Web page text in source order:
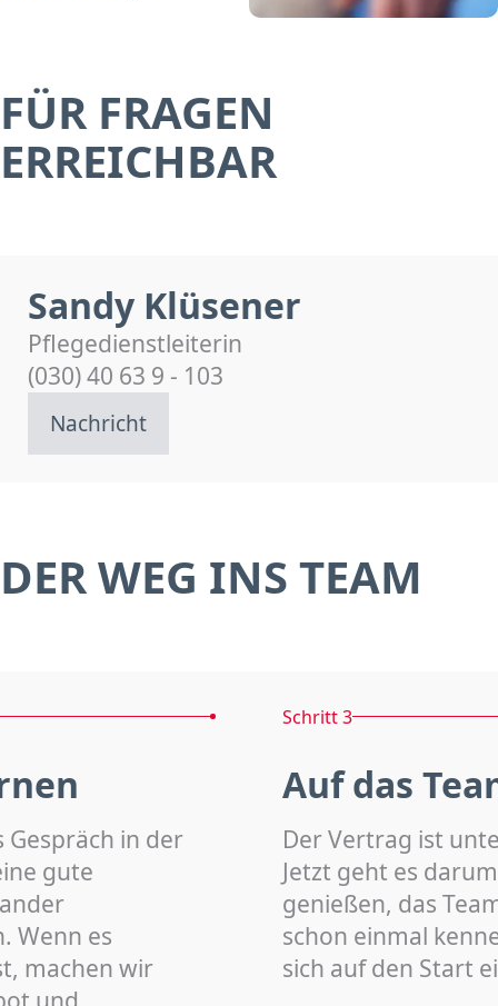
FÜR FRAGEN
ERREICHBAR
Sandy Klüsener
Pflegedienstleiterin
(030) 40 63 9 - 103
Nachricht
DER WEG INS TEAM
Gespräch in der
gute
Wenn es
machen wir
Schritt 3
Auf das
Der Vertrag ist
Jetzt geht es
genießen, das
schon einmal
sich auf den Start